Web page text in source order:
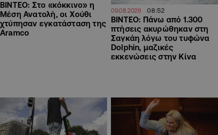
ΒΙΝΤΕΟ: Στο «κόκκινο» η
Μέση Ανατολή, οι Χούθι
χτύπησαν εγκατάσταση της
Aramco
09.08.2026 08:52
ΒΙΝΤΕΟ: Πάνω από 1.300
πτήσεις ακυρώθηκαν στη
Σαγκάη λόγω του τυφώνα
Dolphin, μαζικές
εκκενώσεις στην Κίνα